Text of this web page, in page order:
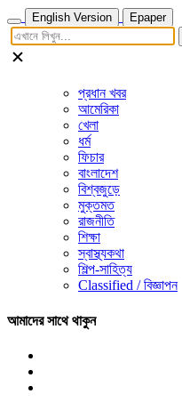
English Version
Epaper
প্রধান খবর
আমেরিকা
খেলা
ধর্ম
ফিচার
বাংলাদেশ
বিশ্বজুড়ে
মুক্তমত
রাজনীতি
শিক্ষা
স্বাস্থ্যকথা
শিল্প-সাহিত্য
Classified / বিজ্ঞাপন
আমাদের সাথে থাকুন